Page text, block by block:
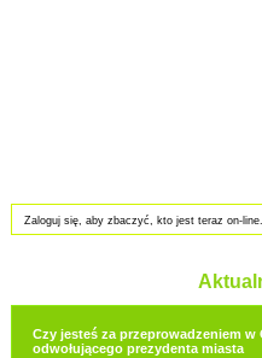
Zaloguj się, aby zbaczyć, kto jest teraz on-line.
Czy jesteś za przeprowadzeniem
odwołującego prezydenta miasta